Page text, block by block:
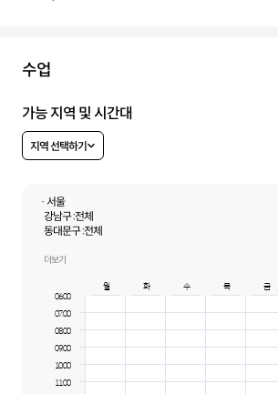
수업
가능 지역 및 시간대
지역 선택하기
· 서울
강남구 :전체
동대문구 :전체
성동구 :
더보기
월 화 수 목 금
06:00
07:00
08:00
09:00
10:00
11:00